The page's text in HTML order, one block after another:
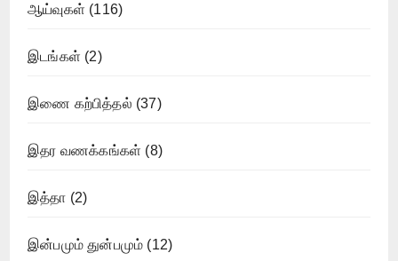
ஆய்வுகள் (116)
இடங்கள் (2)
இணை கற்பித்தல் (37)
இதர வணக்கங்கள் (8)
இத்தா (2)
இன்பமும் துன்பமும் (12)